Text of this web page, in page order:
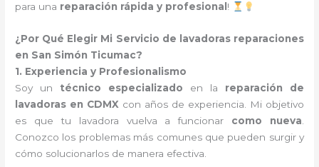
para una reparación rápida y profesional !
¿Por Qué Elegir Mi Servicio de lavadoras reparaciones
en San Simón Ticumac?
1. Experiencia y Profesionalismo
Soy un técnico especializado en la reparación de
lavadoras en CDMX con años de experiencia. Mi objetivo
es que tu lavadora vuelva a funcionar como nueva.
Conozco los problemas más comunes que pueden surgir y
cómo solucionarlos de manera efectiva.